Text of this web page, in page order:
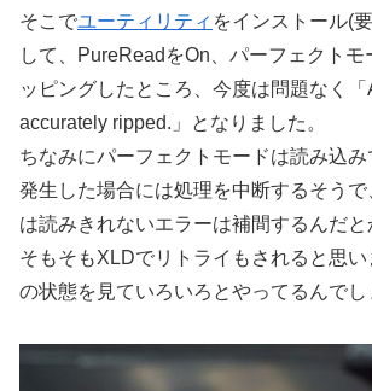
そこでユーティリティ をインストール(
して、PureReadをOn、パーフェクトモ
ッピングしたところ、今度は問題なく
accurately ripped.」となりました。
ちなみにパーフェクトモードは読み込
発生した場合には処理を中断するそう
は読みきれないエラーは補間するんだと
そもそもXLDでリトライもされると思い
の状態を見ていろいろとやってるんでし